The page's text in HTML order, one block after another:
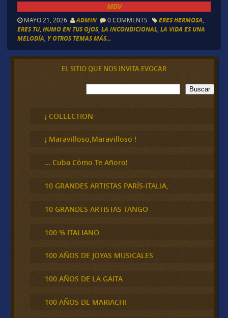
MDV
MAYO 21, 2026 ADMIN 0 COMMENTS ERES HERMOSA
ERES TU, HUMO EN TUS OJOS, LA INCONDICIONAL, LA VIDA ES UNA
MELODÍA Y OTROS TEMAS MÁS...
EL SITIO QUE NOS INVITA EVOCAR
B
u
c
a
Buscar
¡ COLLECTION
¡ Maravilloso,Maravilloso !
… Cuba Cómo Te Añoro!
10 GRANDES ARTISTAS PARÍS-ITALIA,
10 GRANDES ARTISTAS TANGO
100 % ITALIANO
100 AÑOS DE JOYAS MUSICALES
100 AÑOS DE LA GAITA
100 AÑOS DE MARIACHI